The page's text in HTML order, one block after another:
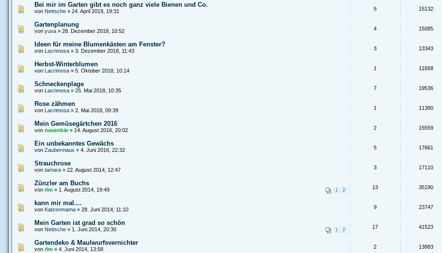
Bei mir im Garten gibt es noch ganz viele Bienen und Co.
von Nettsche» 24. April 2019, 19:31 5 15132
Gartenplanung
von yuva» 28. Dezember 2018, 10:52 4 15085
Ideen für meine Blumenkästen am Fenster?
von Lacrimosa» 3. Dezember 2018, 11:43 3 13343
Herbst-Winterblumen
von Lacrimosa» 5. Oktober 2018, 10:14 1 11658
Schneckenplage
von Lacrimosa» 25. Mai 2018, 10:35 7 19536
Rose zähmen
von Lacrimosa» 2. Mai 2018, 09:39 1 11380
Mein Gemüsegärtchen 2016
von nasenbär» 14. August 2016, 20:02 2 15559
Ein unbekanntes Gewächs
von Zaubermaus » 4. Juni 2016, 22:32 5 17661
Strauchrose
von tamara» 22. August 2014, 12:47 3 17110
Zünzler am Buchs
1 2
von rlm » 1. August 2014, 19:49 13 35190
kann mir mal....
von Katzenmama» 28. Juni 2014, 11:10 9 23747
Mein Garten ist grad so schön
1 2
von Nettsche» 1. Juni 2014, 20:30 17 41523
Gartendeko & Maulwurfsvernichter
von rlm » 4. Juni 2014, 13:58 2 13883